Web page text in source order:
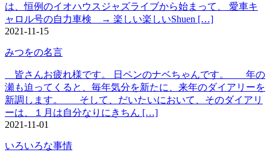
は、恒例のイオハウスジャズライブから始まって、 愛車キ
ャロル号の自力車検 → 楽しい楽しいShuen […]
2021-11-15
みつをの名言
皆さんお疲れ様です。 日ペンのナベちゃんです。 年の
瀬も迫ってくると、毎年気分を新たに、来年のダイアリーを
新調します。 そして、だいたいにおいて、そのダイアリ
ーは、１月は自分なりにきちん […]
2021-11-01
いろいろな事情